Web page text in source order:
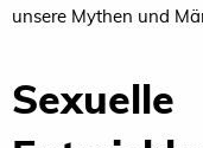
unsere Mythen und